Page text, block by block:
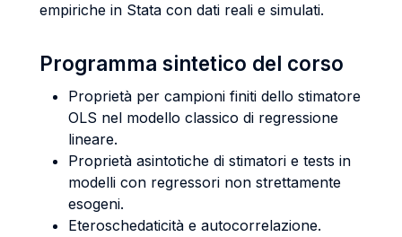
empiriche in Stata con dati reali e simulati.
Programma sintetico del corso
Proprietà per campioni finiti dello stimatore
OLS nel modello classico di regressione
lineare.
Proprietà asintotiche di stimatori e tests in
modelli con regressori non strettamente
esogeni.
Eteroschedaticità e autocorrelazione.